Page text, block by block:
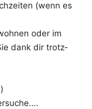
(wenn es
oder im
dank dir trotz­